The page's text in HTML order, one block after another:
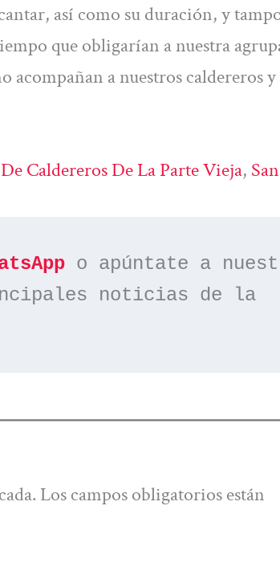
así como su duración, y
que obligarían a nuestra
acompañan a nuestros caldereros y
Caldereros De La Parte Vieja, San
noticias de la
Los campos obligatorios están